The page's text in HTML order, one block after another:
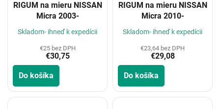
RIGUM na mieru NISSAN
Micra 2003-
Skladom- ihneď k expedícii
€25 bez DPH
€30,75
Do košíka
RIGUM na mieru NISSAN
Micra 2010-
Skladom- ihneď k expedícii
€23,64 bez DPH
€29,08
Do košíka